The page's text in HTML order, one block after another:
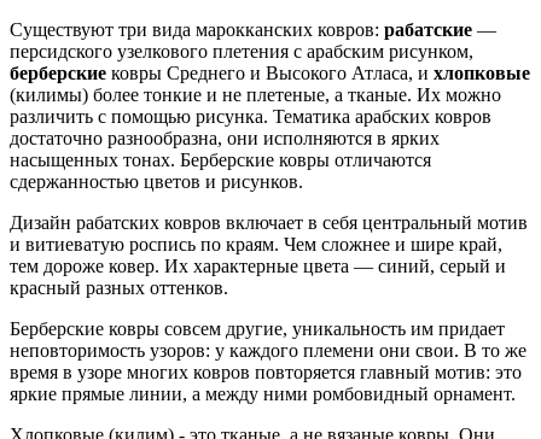
Существуют три вида марокканских ковров: рабатские —
персидского узелкового плетения с арабским рисунком,
берберские ковры Среднего и Высокого Атласа, и хлопковые
(килимы) более тонкие и не плетеные, а тканые. Их можно
различить с помощью рисунка. Тематика арабских ковров
достаточно разнообразна, они исполняются в ярких
насыщенных тонах. Берберские ковры отличаются
сдержанностью цветов и рисунков.
Дизайн рабатских ковров включает в себя центральный мотив
и витиеватую роспись по краям. Чем сложнее и шире край,
тем дороже ковер. Их характерные цвета — синий, серый и
красный разных оттенков.
Берберские ковры совсем другие, уникальность им придает
неповторимость узоров: у каждого племени они свои. В то же
время в узоре многих ковров повторяется главный мотив: это
яркие прямые линии, а между ними ромбовидный орнамент.
Хлопковые (килим) - это тканые, а не вязаные ковры. Они